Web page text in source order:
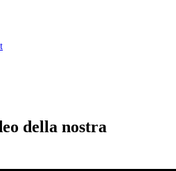
della nostra